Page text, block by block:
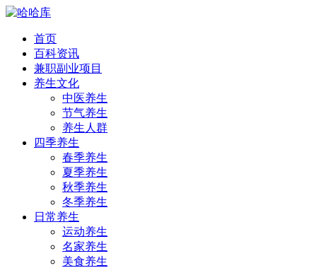
首页
百科资讯
兼职副业项目
养生文化
中医养生
节气养生
养生人群
四季养生
春季养生
夏季养生
秋季养生
冬季养生
日常养生
运动养生
名家养生
美食养生